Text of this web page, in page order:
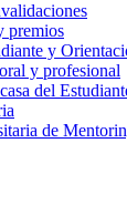
premios
y
y profesional
del
de